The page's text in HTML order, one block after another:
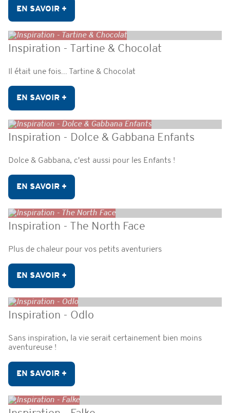
EN SAVOIR +
Inspiration - Tartine & Chocolat
Il était une fois... Tartine & Chocolat
EN SAVOIR +
Inspiration - Dolce & Gabbana Enfants
Dolce & Gabbana, c'est aussi pour les Enfants !
EN SAVOIR +
Inspiration - The North Face
Plus de chaleur pour vos petits aventuriers
EN SAVOIR +
Inspiration - Odlo
Sans inspiration, la vie serait certainement bien moins
aventureuse !
EN SAVOIR +